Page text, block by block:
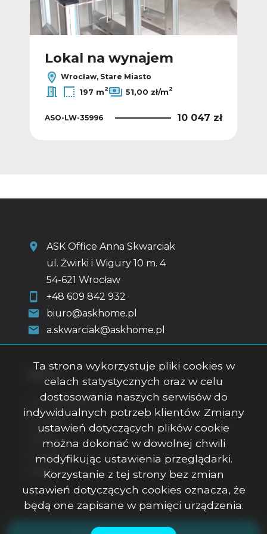
Lokal na wynajem
Wrocław, Stare Miasto
197 m2 51,00 zł/m2
ASO-LW-35996 10 047 zł
ASK Office Anna Skwarciak
ul. Żwirki i Wigury 10 m. 4
54-621 Wrocław
+48 609 842 932
biuro@askhome.pl
a.skwarciak@askhome.pl
Strona główna
O firmie
Kontakt
Rodo
Ta strona wykorzystuje pliki cookies w
celach statystycznych oraz w celu
dostosowania naszych serwisów do
indywidualnych potrzeb klientów. Zmiany
ustawień dotyczących plików cookie
można dokonać w dowolnej chwili
modyfikując ustawienia przeglądarki.
Korzystanie z tej strony bez zmian
ustawień dotyczących cookies oznacza, że
będą one zapisane w pamięci urządzenia.